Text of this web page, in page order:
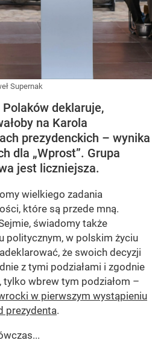
Supernak
deklaruje,
na Karola
prezydenckich – wynika
dla „Wprost”. Grupa
jest liczniejsza.
wielkiego zadania
które są przede mną.
świadomy także
politycznym, w polskim życiu
że swoich decyzji
z tymi podziałami i zgodnie
tylko wbrew tym podziałom –
w pierwszym wystąpieniu
prezydenta.